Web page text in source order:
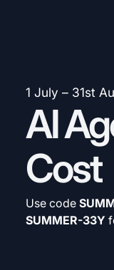
1 July – 31st
AI
Cost
Use code
SUMMER-33Y